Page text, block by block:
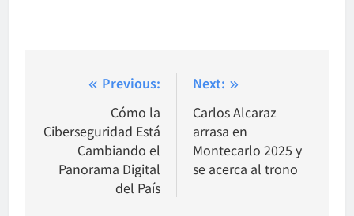
navigation
Previous:
Cómo la
Ciberseguridad Está
Cambiando el
Panorama Digital
del País
Next:
Carlos Alcaraz
arrasa en
Montecarlo 2025 y
se acerca al trono